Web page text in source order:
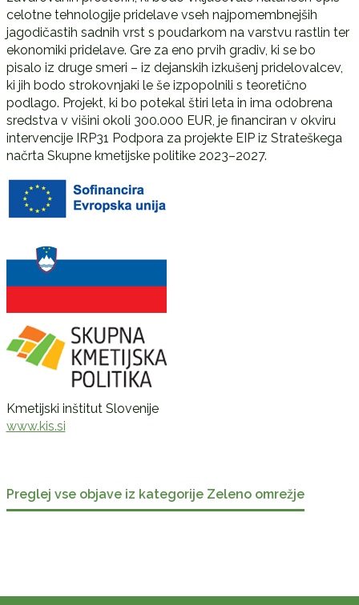
celotne tehnologije pridelave vseh najpomembnejših
jagodičastih sadnih vrst s poudarkom na varstvu rastlin ter
ekonomiki pridelave. Gre za eno prvih gradiv, ki se bo
pisalo iz druge smeri – iz dejanskih izkušenj pridelovalcev,
ki jih bodo strokovnjaki le še izpopolnili s teoretično
podlago. Projekt, ki bo potekal štiri leta in ima odobrena
sredstva v višini okoli 300.000 EUR, je financiran v okviru
intervencije IRP31 Podpora za projekte EIP iz Strateškega
načrta Skupne kmetijske politike 2023–2027.
Kmetijski inštitut Slovenije
www.kis.si
Preglej vse objave iz kategorije Zeleno omrežje